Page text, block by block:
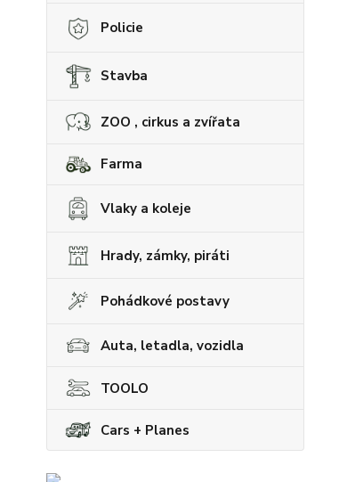
Policie
Stavba
ZOO , cirkus a zvířata
Farma
Vlaky a koleje
Hrady, zámky, piráti
Pohádkové postavy
Auta, letadla, vozidla
TOOLO
Cars + Planes